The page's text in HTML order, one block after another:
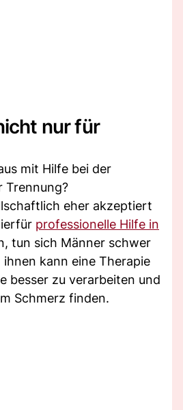
nur für
mit Hilfe bei der
Trennung?
eher akzeptiert
professionelle Hilfe in
tun sich Männer schwer
kann eine Therapie
besser zu verarbeiten und
Schmerz finden.